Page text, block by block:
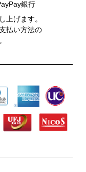
銀行
上げます。
払い方法の